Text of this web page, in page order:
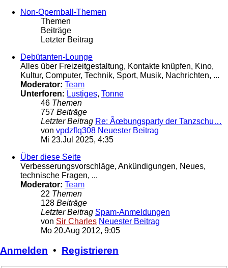
Non-Opernball-Themen
Themen
Beiträge
Letzter Beitrag
Debütanten-Lounge
Alles über Freizeitgestaltung, Kontakte knüpfen, Kino,
Kultur, Computer, Technik, Sport, Musik, Nachrichten, ...
Moderator: Team
Unterforen: Lustiges, Tonne
46 Themen
757 Beiträge
Letzter Beitrag Re: Ãœbungsparty der Tanzschu…
von vpdzflq308 Neuester Beitrag
Mi 23.Jul 2025, 4:35
Über diese Seite
Verbesserungsvorschläge, Ankündigungen, Neues,
technische Fragen, ...
Moderator: Team
22 Themen
128 Beiträge
Letzter Beitrag Spam-Anmeldungen
von Sir Charles Neuester Beitrag
Mo 20.Aug 2012, 9:05
Anmelden • Registrieren